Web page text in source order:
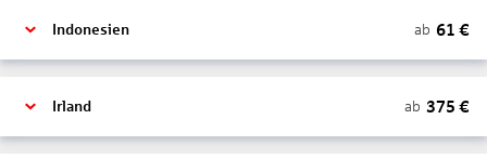
Indonesien ab 61 €
Irland ab 375 €